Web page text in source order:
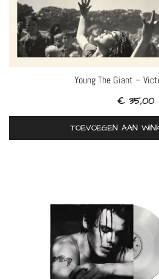
Young The Giant –
€35,00
TOEVOEGEN AAN